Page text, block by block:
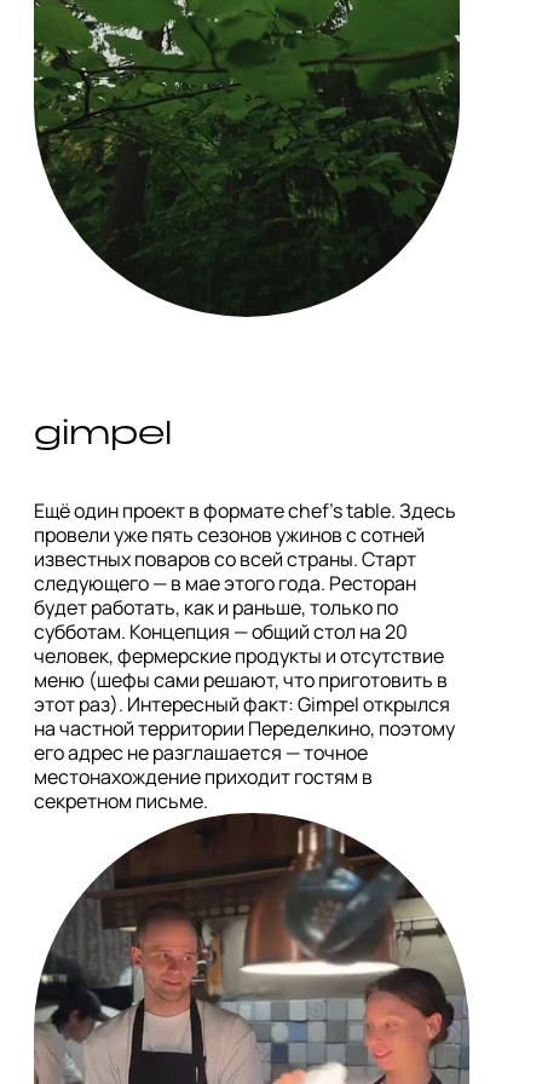
gimpel
Ещё один проект в формате chef’s table. Здесь
провели уже пять сезонов ужинов с сотней
известных поваров со всей страны. Старт
следующего — в мае этого года. Ресторан
будет работать, как и раньше, только по
субботам. Концепция — общий стол на 20
человек, фермерские продукты и отсутствие
меню (шефы сами решают, что приготовить в
этот раз). Интересный факт: Gimpel открылся
на частной территории Переделкино, поэтому
его адрес не разглашается — точное
местонахождение приходит гостям в
секретном письме.